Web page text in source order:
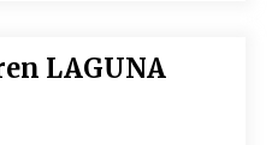
LAGUNA